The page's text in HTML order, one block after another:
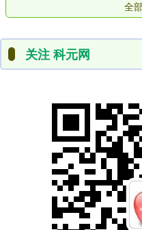
全
关注 科元网